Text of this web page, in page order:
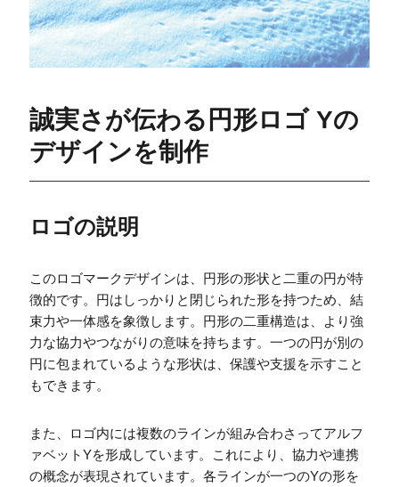
誠実さが伝わる円形ロゴ Yの
デザインを制作
ロゴの説明
このロゴマークデザインは、円形の形状と二重の円が特
徴的です。円はしっかりと閉じられた形を持つため、結
束力や一体感を象徴します。円形の二重構造は、より強
力な協力やつながりの意味を持ちます。一つの円が別の
円に包まれているような形状は、保護や支援を示すこと
もできます。
また、ロゴ内には複数のラインが組み合わさってアルフ
ァベットYを形成しています。これにより、協力や連携
の概念が表現されています。各ラインが一つのYの形を